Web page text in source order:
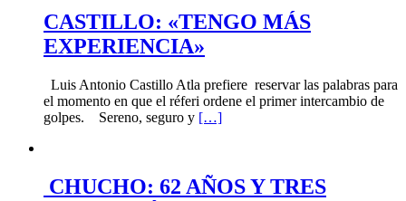
CASTILLO: «TENGO MÁS
EXPERIENCIA»
Luis Antonio Castillo Atla prefiere reservar las palabras para
el momento en que el réferi ordene el primer intercambio de
golpes. Sereno, seguro y […]
CHUCHO: 62 AÑOS Y TRES